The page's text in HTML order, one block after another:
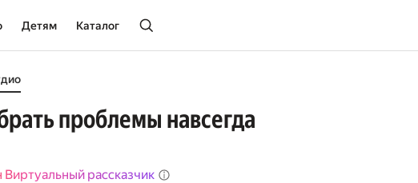
Детям Каталог
проблемы навсегда
рассказчик